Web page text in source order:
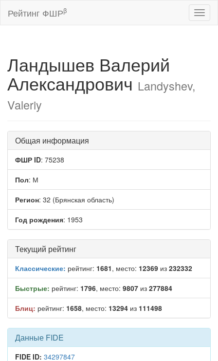
Рейтинг ФШРβ
Ландышев Валерий
Александрович Landyshev,
Valeriy
Общая информация
ФШР ID: 75238
Пол: М
Регион: 32 (Брянская область)
Год рождения: 1953
Текущий рейтинг
Классические: рейтинг: 1681, место: 12369 из 232332
Быстрые: рейтинг: 1796, место: 9807 из 277884
Блиц: рейтинг: 1658, место: 13294 из 111498
Данные FIDE
FIDE ID: 34297847